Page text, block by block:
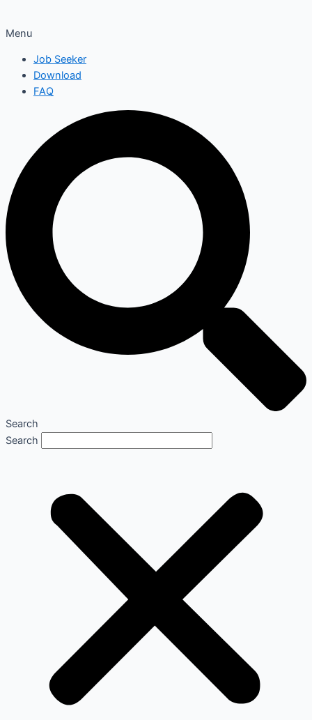
Menu
Job Seeker
Download
FAQ
Search
Search